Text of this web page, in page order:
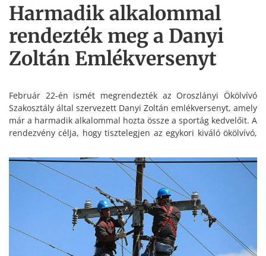
Harmadik alkalommal
rendezték meg a Danyi
Zoltán Emlékversenyt
Február 22-én ismét megrendezték az Oroszlányi Ökölvívó
Szakosztály által szervezett Danyi Zoltán emlékversenyt, amely
már a harmadik alkalommal hozta össze a sportág kedvelőit. A
rendezvény célja, hogy tisztelegjen az egykori kiváló ökölvívó,
ökölvívásért. Az esemény egyre nagyobb népszerűségnek
örvend, ezt bizonyítja, hogy évről évre egyre több versenyző
jelentkezik.